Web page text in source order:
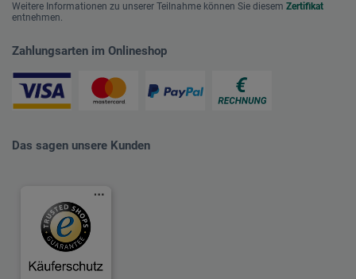
Weitere Informationen zu unserer Teilnahme können Sie diesem Zertifikat
entnehmen.
Zahlungsarten im Onlineshop
Das sagen unsere Kunden